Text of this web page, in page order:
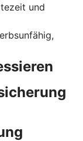
und